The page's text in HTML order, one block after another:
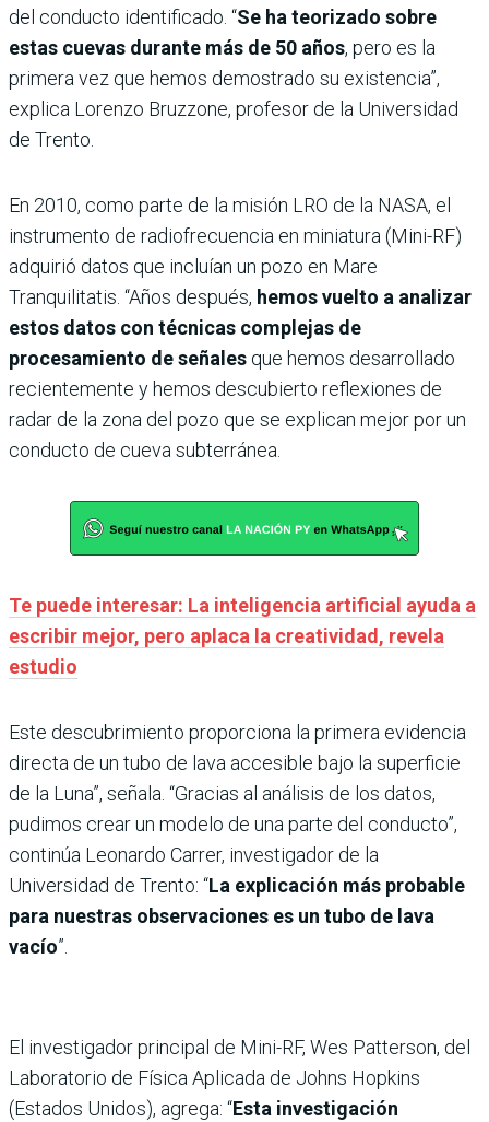
del conducto identificado. “Se ha teorizado sobre
estas cuevas durante más de 50 años, pero es la
primera vez que hemos demostrado su existencia”,
explica Lorenzo Bruzzone, profesor de la Universidad
de Trento.
En 2010, como parte de la misión LRO de la NASA, el
instrumento de radiofrecuencia en miniatura (Mini-RF)
adquirió datos que incluían un pozo en Mare
Tranquilitatis. “Años después, hemos vuelto a analizar
estos datos con técnicas complejas de
procesamiento de señales que hemos desarrollado
recientemente y hemos descubierto reflexiones de
radar de la zona del pozo que se explican mejor por un
conducto de cueva subterránea.
Te puede interesar: La inteligencia artificial ayuda a
escribir mejor, pero aplaca la creatividad, revela
estudio
Este descubrimiento proporciona la primera evidencia
directa de un tubo de lava accesible bajo la superficie
de la Luna”, señala. “Gracias al análisis de los datos,
pudimos crear un modelo de una parte del conducto”,
continúa Leonardo Carrer, investigador de la
Universidad de Trento: “La explicación más probable
para nuestras observaciones es un tubo de lava
vacío”.
El investigador principal de Mini-RF, Wes Patterson, del
Laboratorio de Física Aplicada de Johns Hopkins
(Estados Unidos), agrega: “Esta investigación